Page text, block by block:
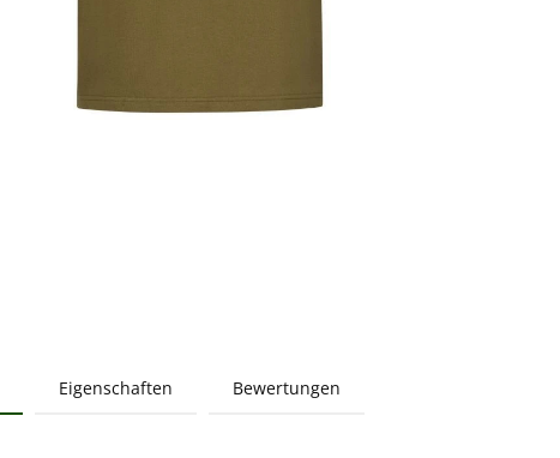
Eigenschaften Bewertungen